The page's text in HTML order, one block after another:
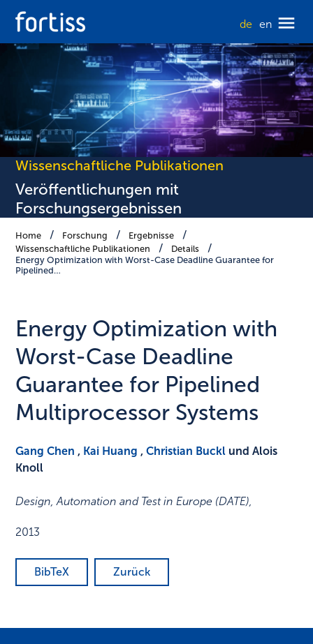
de en
Wissenschaftliche Publikationen
Veröffentlichungen mit
Forschungsergebnissen
Home Forschung
Ergebnisse
Wissenschaftliche Publikationen
Details
Energy Optimization with Worst-Case Deadline Guarantee for
Pipelined…
Energy Optimization with
Worst-Case Deadline
Guarantee for Pipelined
Multiprocessor Systems
Gang Chen , Kai Huang ,Christian Buckl und Alois
Knoll
Design, Automation and Test in Europe (DATE),
2013
BibTeX Zurück